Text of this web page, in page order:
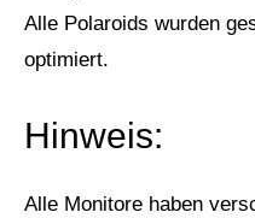
Alle Polaroids wurden
optimiert.
Hinweis:
Alle Monitore haben